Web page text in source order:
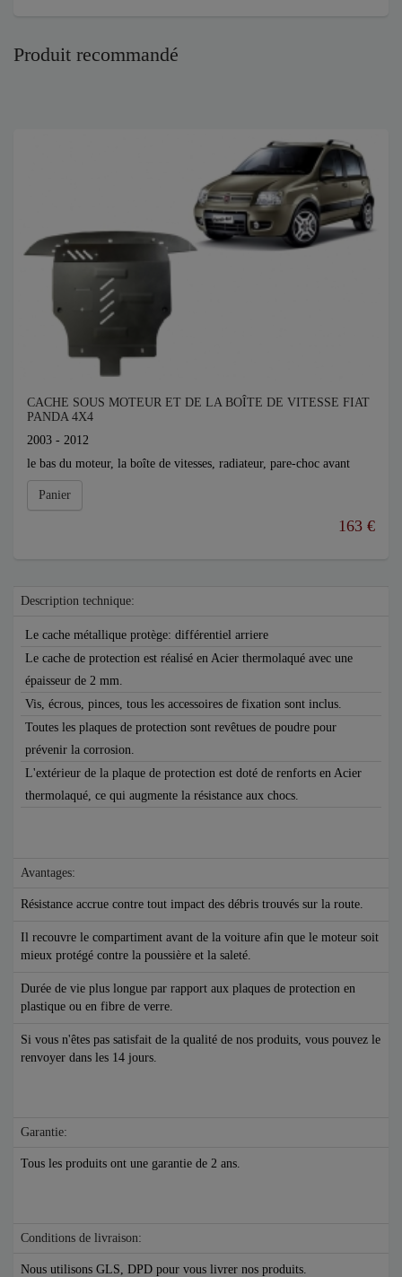
Produit recommandé
CACHE SOUS MOTEUR ET DE LA BOÎTE DE VITESSE FIAT
PANDA 4X4
2003 - 2012
le bas du moteur, la boîte de vitesses, radiateur, pare-choc avant
Panier
163 €
Description technique:
Le cache métallique protège: différentiel arriere
Le cache de protection est réalisé en Acier thermolaqué avec une
épaisseur de 2 mm.
Vis, écrous, pinces, tous les accessoires de fixation sont inclus.
Toutes les plaques de protection sont revêtues de poudre pour
prévenir la corrosion.
L'extérieur de la plaque de protection est doté de renforts en Acier
thermolaqué, ce qui augmente la résistance aux chocs.
Avantages:
Résistance accrue contre tout impact des débris trouvés sur la route.
Il recouvre le compartiment avant de la voiture afin que le moteur soit
mieux protégé contre la poussière et la saleté.
Durée de vie plus longue par rapport aux plaques de protection en
plastique ou en fibre de verre.
Si vous n'êtes pas satisfait de la qualité de nos produits, vous pouvez le
renvoyer dans les 14 jours.
Garantie:
Tous les produits ont une garantie de 2 ans.
Conditions de livraison:
Nous utilisons GLS, DPD pour vous livrer nos produits.